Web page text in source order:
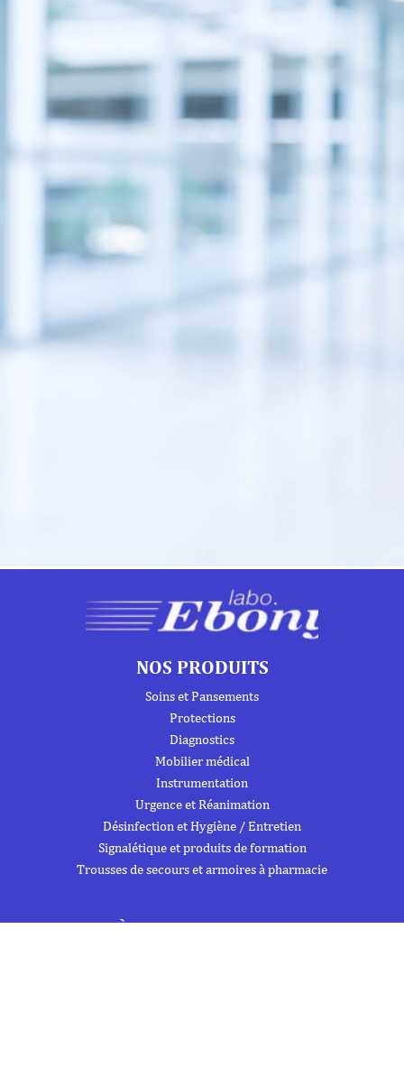
NOS PRODUITS
Soins et Pansements
Protections
Diagnostics
Mobilier médical
Instrumentation
Urgence et Réanimation
Désinfection et Hygiène / Entretien
Signalétique et produits de formation
Trousses de secours et armoires à pharmacie
À PROPOS DE NOUS